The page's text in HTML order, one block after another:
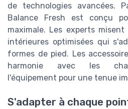
de technologies avancées.
Balance Fresh est conçu
maximale. Les experts
intérieures optimisées qui
formes de pied. Les
harmonie avec les
l'équipement pour une tenue
S'adapter à chaque